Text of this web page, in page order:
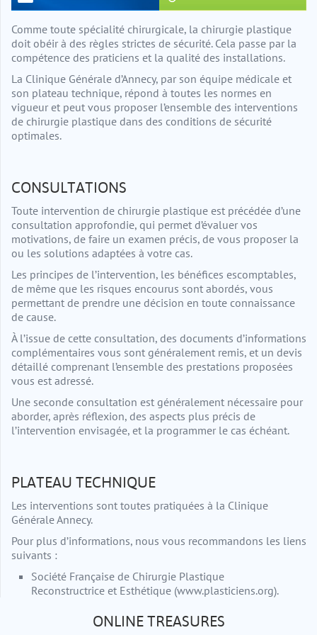
Comme toute spécialité chirurgicale, la chirurgie plastique
doit obéir à des règles strictes de sécurité. Cela passe par la
compétence des praticiens et la qualité des installations.
La Clinique Générale d’Annecy, par son équipe médicale et
son plateau technique, répond à toutes les normes en
vigueur et peut vous proposer l’ensemble des interventions
de chirurgie plastique dans des conditions de sécurité
optimales.
CONSULTATIONS
Toute intervention de chirurgie plastique est précédée d’une
consultation approfondie, qui permet d’évaluer vos
motivations, de faire un examen précis, de vous proposer la
ou les solutions adaptées à votre cas.
Les principes de l’intervention, les bénéfices escomptables,
de même que les risques encourus sont abordés, vous
permettant de prendre une décision en toute connaissance
de cause.
À l’issue de cette consultation, des documents d’informations
complémentaires vous sont généralement remis, et un devis
détaillé comprenant l’ensemble des prestations proposées
vous est adressé.
Une seconde consultation est généralement nécessaire pour
aborder, après réflexion, des aspects plus précis de
l’intervention envisagée, et la programmer le cas échéant.
PLATEAU TECHNIQUE
Les interventions sont toutes pratiquées à la Clinique
Générale Annecy.
Pour plus d’informations, nous vous recommandons les liens
suivants :
Société Française de Chirurgie Plastique
Reconstructrice et Esthétique (www.plasticiens.org).
ONLINE TREASURES